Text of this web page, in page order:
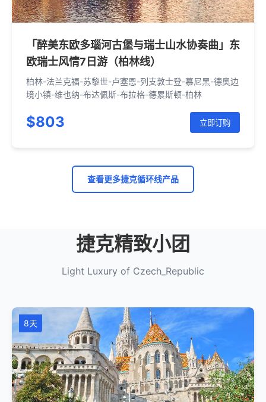
「醉美东欧多瑙河古堡与瑞士山水协奏曲」东
欧瑞士风情7日游（柏林线）
柏林-法兰克福-苏黎世-卢塞恩-列支敦士登-慕尼黑-德奥边
境小镇-维也纳-布达佩斯-布拉格-德累斯顿-柏林
$803 立即订购
查看更多捷克循环线产品
捷克精致小团
Light Luxury of Czech_Republic
8天